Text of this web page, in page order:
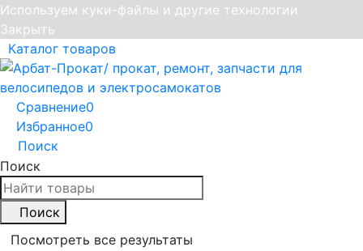
Используем куки-файлы и другие технологии
Закрыть
Каталог товаров
Сравнение0
Избранное0
Поиск
Поиск
Поиск
Посмотреть все результаты